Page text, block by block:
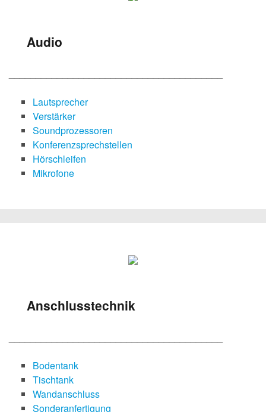
Audio
Lautsprecher
Verstärker
Soundprozessoren
Konferenzsprechstellen
Hörschleifen
Mikrofone
Anschlusstechnik
Bodentank
Tischtank
Wandanschluss
Sonderanfertigung